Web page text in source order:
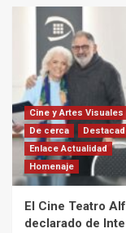
Cine y Artes Visuales
De cerca
Enlace Actualidad
Homenaje
El Cine Teatro
declarado de